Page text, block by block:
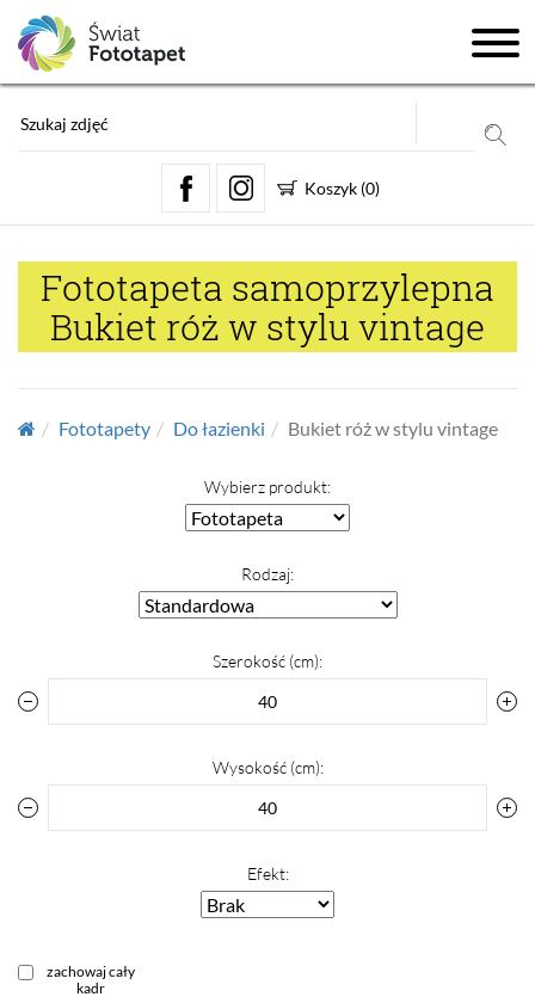
Koszyk (0)
Fototapeta samoprzylepna
Bukiet róż w stylu vintage
Fototapety Do łazienki Bukiet róż w stylu vintage
Wybierz produkt:
Rodzaj:
Szerokość (cm):
Wysokość (cm):
Efekt:
zachowaj cały
kadr